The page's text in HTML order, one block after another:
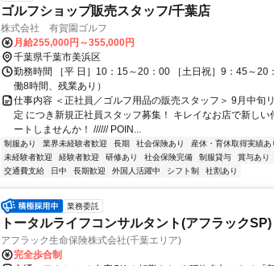
ゴルフショップ販売スタッフ/千葉店
株式会社 有賀園ゴルフ
月給255,000円～355,000円
千葉県千葉市美浜区
勤務時間 ［平 日］10：15～20：00 ［土日祝］9：45～20
働8時間、残業あり）
仕事内容 ＜正社員／ゴルフ用品の販売スタッフ＞ 9月中旬
定 につき新規正社員スタッフ募集！ キレイなお店で新しい
ートしませんか！ ////// POIN...
制服あり 業界未経験者歓迎 長期 社会保険あり 産休・育休取得実績あ
未経験者歓迎
経験者歓迎 研修あり 社会保険完備 制服貸与 賞与あり
交通費支給
日中 長期歓迎 外国人活躍中 シフト制 社割あり
業務委託
トータルライフコンサルタント(アフラックSP)
アフラック生命保険株式会社(千葉エリア)
完全歩合制